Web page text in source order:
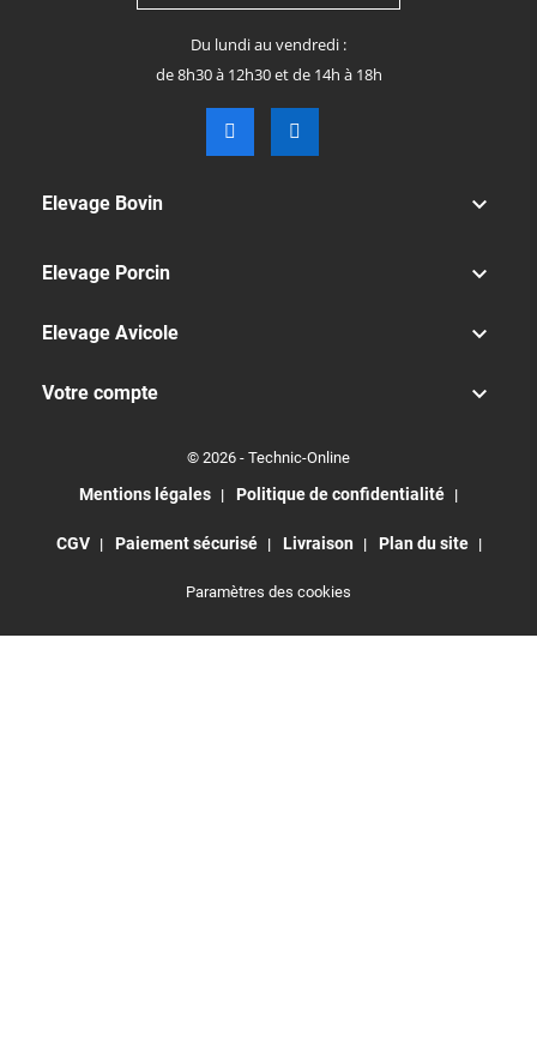
Du lundi au vendredi :
de 8h30 à 12h30 et de 14h à 18h
Elevage Bovin 
Elevage Porcin 
Elevage Avicole 
Votre compte 
© 2026 - Technic-Online
Mentions légales Politique de confidentialité
CGV Paiement sécurisé Livraison Plan du site
Paramètres des cookies